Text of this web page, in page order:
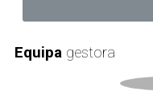
Equipa gestora